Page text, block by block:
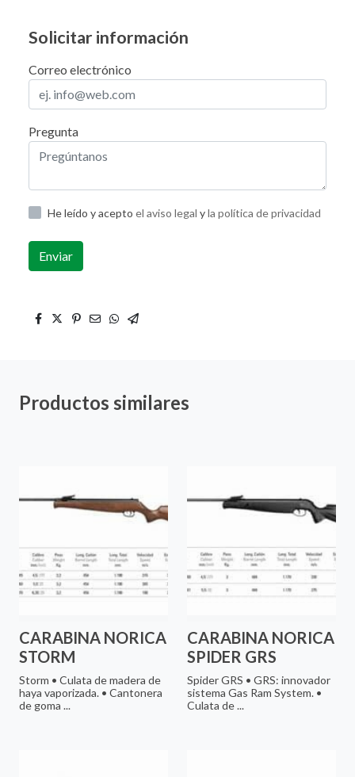
Solicitar información
Correo electrónico
Pregunta
He leído y acepto el aviso legal yla política de privacidad
Enviar
Productos similares
CARABINA NORICA
STORM
Storm • Culata de madera de
haya vaporizada. • Cantonera
de goma ...
CARABINA NORICA
SPIDER GRS
Spider GRS • GRS: innovador
sistema Gas Ram System. •
Culata de ...